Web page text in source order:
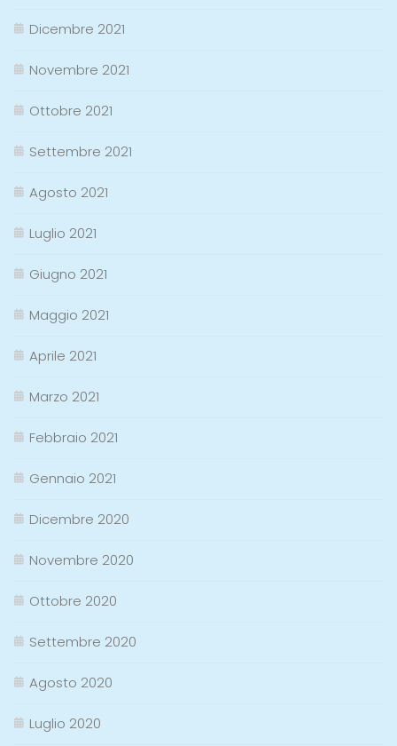
Dicembre 2021
Novembre 2021
Ottobre 2021
Settembre 2021
Agosto 2021
Luglio 2021
Giugno 2021
Maggio 2021
Aprile 2021
Marzo 2021
Febbraio 2021
Gennaio 2021
Dicembre 2020
Novembre 2020
Ottobre 2020
Settembre 2020
Agosto 2020
Luglio 2020